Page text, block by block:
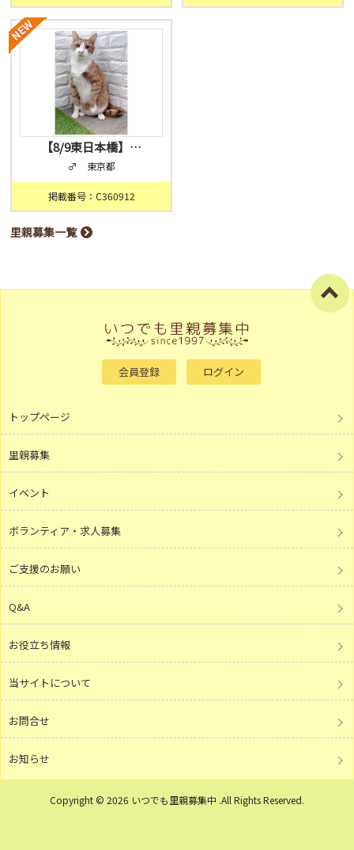
【8/9東日本橋】…
♂ 東京都
掲載番号：C360912
里親募集一覧
会員登録 ログイン
トップページ
里親募集
イベント
ボランティア・求人募集
ご支援のお願い
Q&A
お役立ち情報
当サイトについて
お問合せ
お知らせ
Copyright © 2026 いつでも里親募集中 .All Rights Reserved.